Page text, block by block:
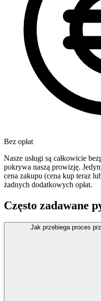
Bez opłat
Nasze usługi są całkowicie
pokrywa naszą prowizję.
cena zakupu (cena kup teraz
żadnych dodatkowych opłat.
Często zadawane
Jak przebiega proces